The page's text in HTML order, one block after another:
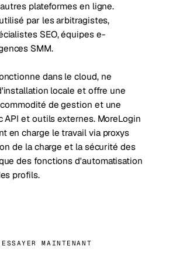
plateformes en ligne.
par les arbitragistes,
SEO, équipes e-
SMM.
dans le cloud, ne
locale et offre une
de gestion et une
API et outils externes. MoreLogin
en charge le travail via proxys
de la charge et la sécurité des
des fonctions d'automatisation
profils.
MAINTENANT